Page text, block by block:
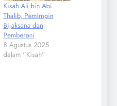
Kisah Ali bin Abi
Thalib, Pemimpin
Bijaksana dan
Pemberani
8 Agustus 2025
dalam "Kisah"